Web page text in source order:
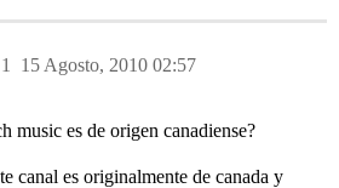
15 Agosto, 2010 02:57
1
music es de origen canadiense?
canal es originalmente de canada y